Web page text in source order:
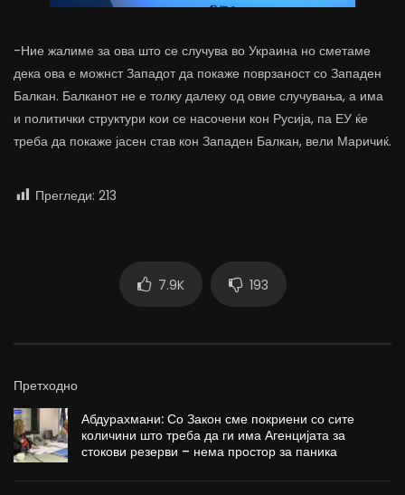
-Ние жалиме за ова што се случува во Украина но сметаме
дека ова е можнст Западот да покаже поврзаност со Западен
Балкан. Балканот не е толку далеку од овие случувања, а има
и политички структури кои се насочени кон Русија, па ЕУ ќе
треба да покаже јасен став кон Западен Балкан, вели Маричиќ.
Прегледи: 213
7.9K 193
Претходно
Абдурахмани: Со Закон сме покриени со сите
количини што треба да ги има Агенцијата за
стокови резерви – нема простор за паника